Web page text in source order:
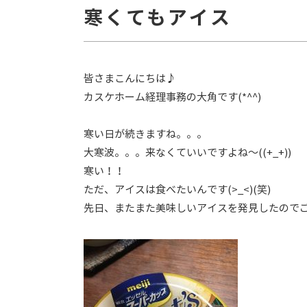
寒くてもアイス
皆さまこんにちは♪
カスケホーム経理事務の大角です(*^^)
寒い日が続きますね。。。
大寒波。。。来なくていいですよね～((+_+))
寒い！！
ただ、アイスは食べたいんです(>_<)(笑)
先日、またまた美味しいアイスを発見したので